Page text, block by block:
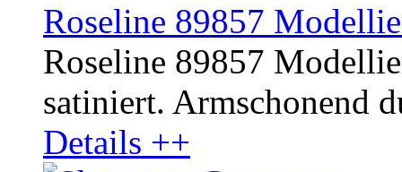
Roseline 89857
Roseline 89857
satiniert. Armschonend
Details ++